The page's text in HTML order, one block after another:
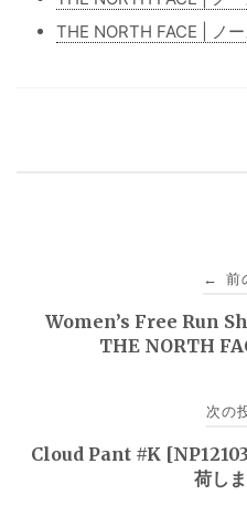
THE NORTH FACE | ノ
ゲ
← 前
Women’s Free Run
THE NORTH
次の
Cloud Pant #K
荷しま